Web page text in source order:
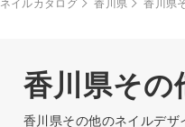
ネイルカタログ 香川県 香川県
香川県その
香川県その他のネイルデ